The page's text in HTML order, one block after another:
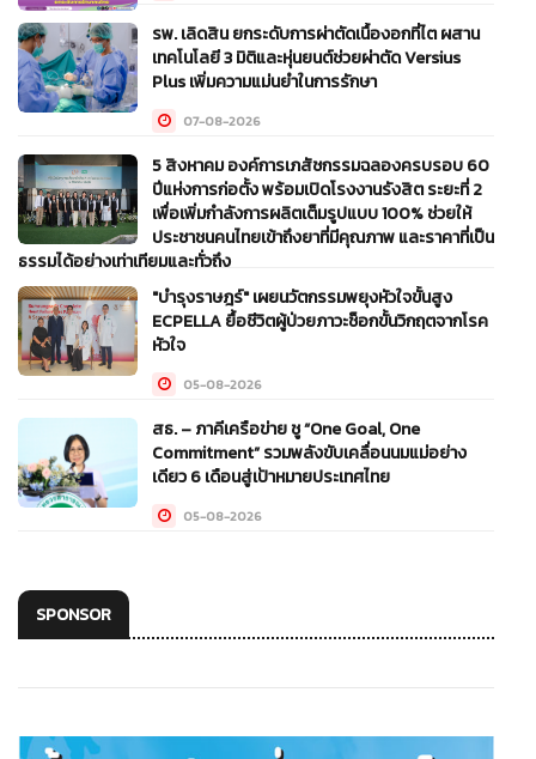
รพ. เลิดสิน ยกระดับการผ่าตัดเนื้องอกที่ไต ผสาน
เทคโนโลยี 3 มิติและหุ่นยนต์ช่วยผ่าตัด Versius
Plus เพิ่มความแม่นยำในการรักษา
07-08-2026
5 สิงหาคม องค์การเภสัชกรรมฉลองครบรอบ 60
ปีแห่งการก่อตั้ง พร้อมเปิดโรงงานรังสิต ระยะที่ 2
เพื่อเพิ่มกำลังการผลิตเต็มรูปแบบ 100% ช่วยให้
ประชาชนคนไทยเข้าถึงยาที่มีคุณภาพ และราคาที่เป็น
ธรรมได้อย่างเท่าเทียมและทั่วถึง
05-08-2026
"บำรุงราษฎร์" เผยนวัตกรรมพยุงหัวใจขั้นสูง
ECPELLA ยื้อชีวิตผู้ป่วยภาวะช็อกขั้นวิกฤตจากโรค
หัวใจ
05-08-2026
สธ. – ภาคีเครือข่าย ชู “One Goal, One
Commitment” รวมพลังขับเคลื่อนนมแม่อย่าง
เดียว 6 เดือนสู่เป้าหมายประเทศไทย
05-08-2026
SPONSOR